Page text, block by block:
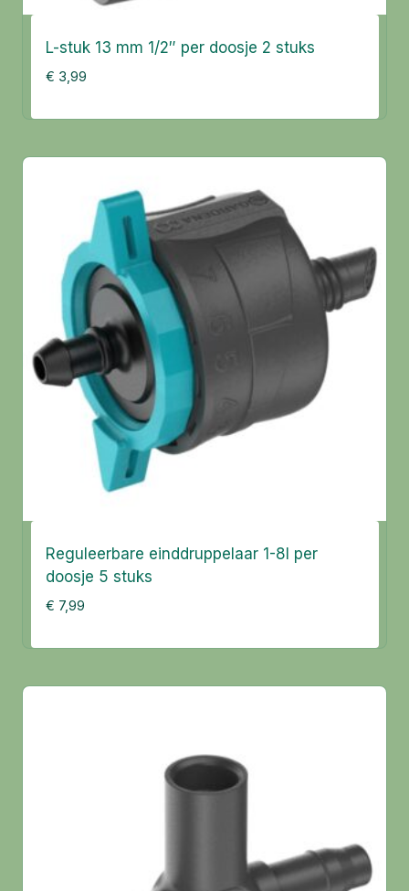
L-stuk 13 mm 1/2″ per doosje 2 stuks
€ 3,99
Reguleerbare einddruppelaar 1-8l per
doosje 5 stuks
€ 7,99